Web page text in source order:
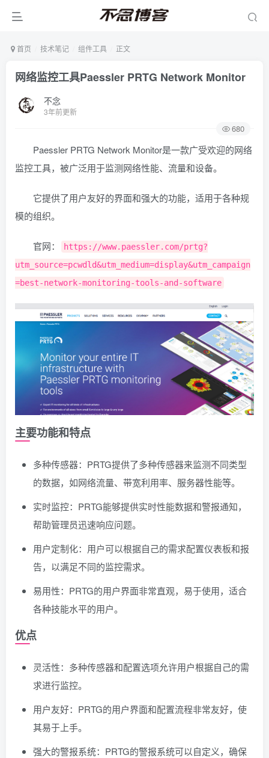
首页 技术笔记 组件工具 正文
网络监控工具Paessler PRTG Network Monitor
不念
3年前更新
680
Paessler PRTG Network Monitor是一款广受欢迎的网络
监控工具，被广泛用于监测网络性能、流量和设备。
它提供了用户友好的界面和强大的功能，适用于各种规
模的组织。
官网：
https://www.paessler.com/prtg?
utm_source=pcwdld&utm_medium=display&utm_campaign
=best-network-monitoring-tools-and-software
主要功能和特点
多种传感器：PRTG提供了多种传感器来监测不同类型
的数据，如网络流量、带宽利用率、服务器性能等。
实时监控：PRTG能够提供实时性能数据和警报通知，
帮助管理员迅速响应问题。
用户定制化：用户可以根据自己的需求配置仪表板和报
告，以满足不同的监控需求。
易用性：PRTG的用户界面非常直观，易于使用，适合
各种技能水平的用户。
优点
灵活性：多种传感器和配置选项允许用户根据自己的需
求进行监控。
用户友好：PRTG的用户界面和配置流程非常友好，使
其易于上手。
强大的警报系统：PRTG的警报系统可以自定义，确保